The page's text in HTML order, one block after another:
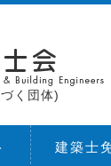
く団体)
建築士